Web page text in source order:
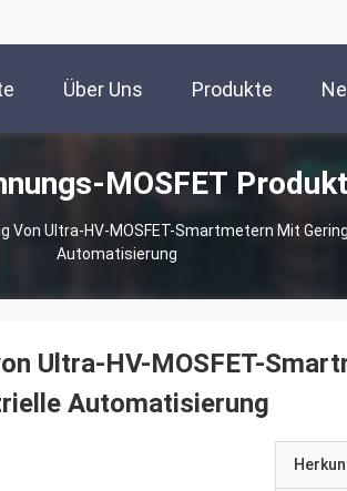
Über Uns Produkte
MOSFET
Von Ultra-HV-MOSFET-Smartmetern Mit
Automatisierung
Ultra-HV-MOSFET-
Automatisierung